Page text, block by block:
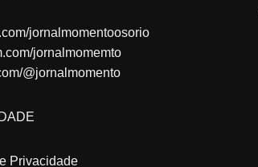
jornalmomentoosorio
jornalmomemto
@jornalmomento
Privacidade